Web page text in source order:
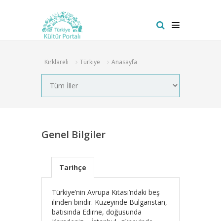
Kırklareli Türkiye Anasayfa
Genel Bilgiler
Tarihçe
Türkiye’nin Avrupa Kıtası’ndaki beş
ilinden biridir. Kuzeyinde Bulgaristan,
batısında Edirne, doğusunda